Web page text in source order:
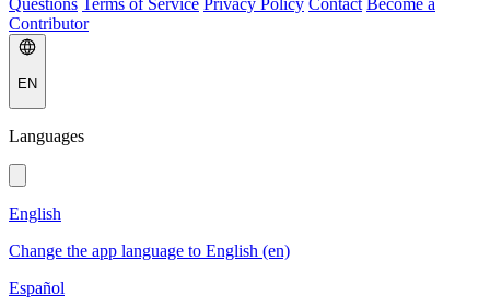
Questions Terms of Service Privacy Policy Contact Become a
Contributor
EN
Languages
English
Change the app language to English (en)
Español